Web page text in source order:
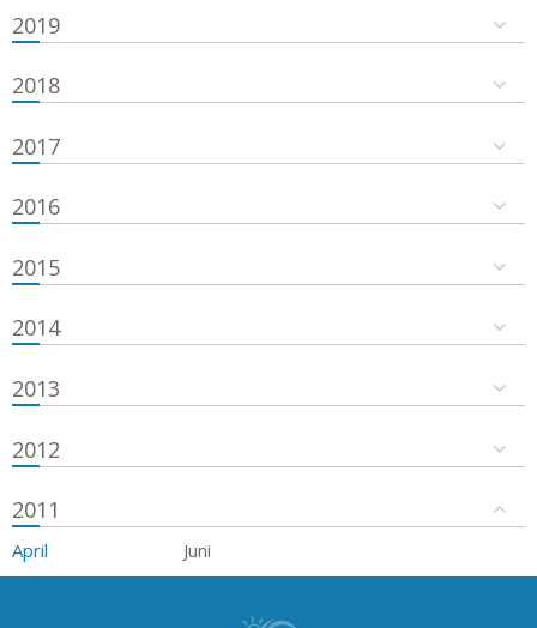
2019
2018
2017
2016
2015
2014
2013
2012
2011
April Juni